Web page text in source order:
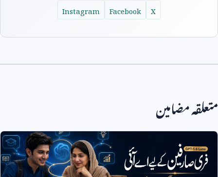
X
Facebook
Instagram
متعلقہ مضامین